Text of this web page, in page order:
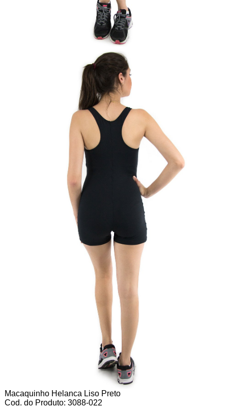
Macaquinho Helanca Liso Preto
Cod. do Produto: 3088-022